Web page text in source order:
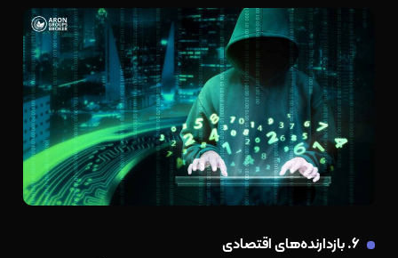
۶. بازدارنده‌های اقتصادی